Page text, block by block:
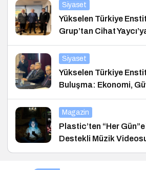
Siyaset
Yükselen Türkiye
Grup’tan Cihat
Siyaset
Yükselen Türkiye
Buluşma: Ekonomi,
ve Hukuk Konferansı
Magazin
Plastic’ten “Her
Destekli Müzik